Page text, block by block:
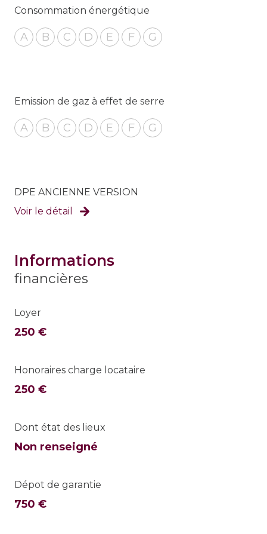
Consommation énergétique
A B C D E F G
Emission de gaz à effet de serre
A B C D E F G
DPE ANCIENNE VERSION
Voir le détail
informations
financières
Loyer
250 €
Honoraires charge locataire
250 €
Dont état des lieux
Non renseigné
Dépot de garantie
750 €